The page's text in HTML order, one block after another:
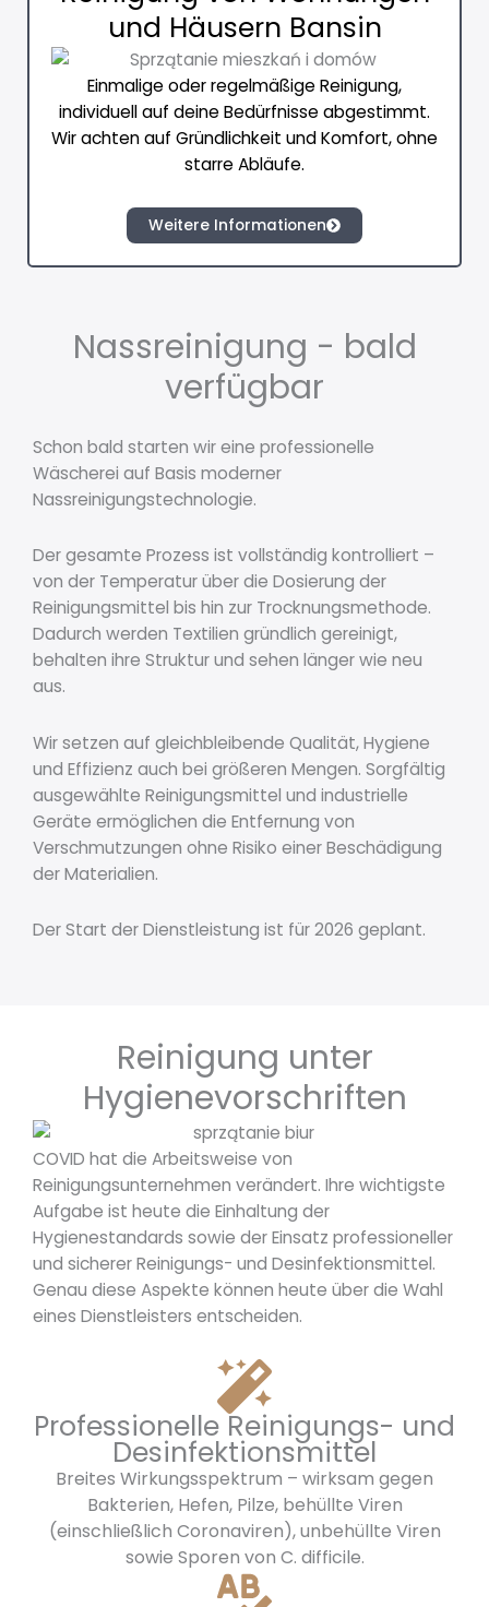
und Häusern Bansin
Einmalige oder regelmäßige Reinigung,
individuell auf deine Bedürfnisse abgestimmt.
Wir achten auf Gründlichkeit und Komfort, ohne
starre Abläufe.
Weitere Informationen
Nassreinigung - bald
verfügbar
Schon bald starten wir eine professionelle
Wäscherei auf Basis moderner
Nassreinigungstechnologie.
Der gesamte Prozess ist vollständig kontrolliert –
von der Temperatur über die Dosierung der
Reinigungsmittel bis hin zur Trocknungsmethode.
Dadurch werden Textilien gründlich gereinigt,
behalten ihre Struktur und sehen länger wie neu
aus.
Wir setzen auf gleichbleibende Qualität, Hygiene
und Effizienz auch bei größeren Mengen. Sorgfältig
ausgewählte Reinigungsmittel und industrielle
Geräte ermöglichen die Entfernung von
Verschmutzungen ohne Risiko einer Beschädigung
der Materialien.
Der Start der Dienstleistung ist für 2026 geplant.
Reinigung unter
Hygienevorschriften
COVID hat die Arbeitsweise von
Reinigungsunternehmen verändert. Ihre wichtigste
Aufgabe ist heute die Einhaltung der
Hygienestandards sowie der Einsatz professioneller
und sicherer Reinigungs- und Desinfektionsmittel.
Genau diese Aspekte können heute über die Wahl
eines Dienstleisters entscheiden.
Professionelle Reinigungs- und
Desinfektionsmittel
Breites Wirkungsspektrum – wirksam gegen
Bakterien, Hefen, Pilze, behüllte Viren
(einschließlich Coronaviren), unbehüllte Viren
sowie Sporen von C. difficile.